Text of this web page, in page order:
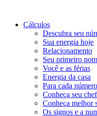
Cálculos
Descubra seu
Sua energia hoje
Relacionamento
Seu primeiro
Você e as férias
Energia da casa
Para cada
Conheça seu
Conheça melhor
Os signos e a